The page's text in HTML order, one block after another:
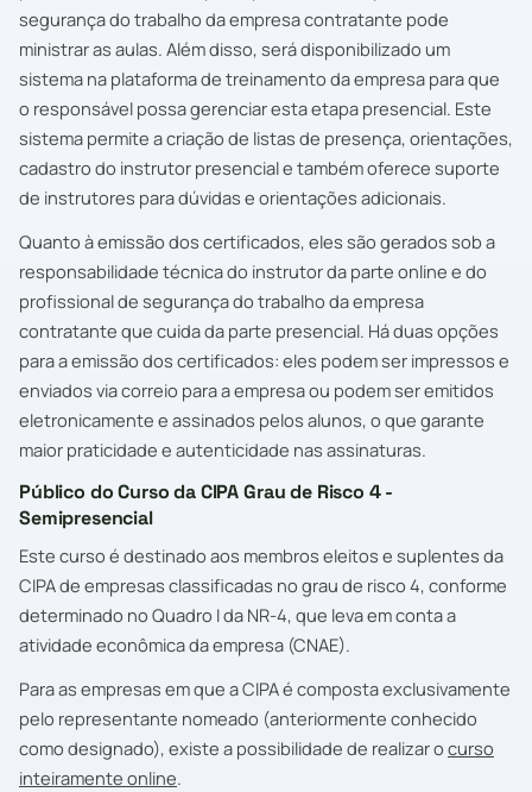
segurança do trabalho da empresa contratante pode
ministrar as aulas. Além disso, será disponibilizado um
sistema na plataforma de treinamento da empresa para que
o responsável possa gerenciar esta etapa presencial. Este
sistema permite a criação de listas de presença, orientações,
cadastro do instrutor presencial e também oferece suporte
de instrutores para dúvidas e orientações adicionais.
Quanto à emissão dos certificados, eles são gerados sob a
responsabilidade técnica do instrutor da parte online e do
profissional de segurança do trabalho da empresa
contratante que cuida da parte presencial. Há duas opções
para a emissão dos certificados: eles podem ser impressos e
enviados via correio para a empresa ou podem ser emitidos
eletronicamente e assinados pelos alunos, o que garante
maior praticidade e autenticidade nas assinaturas.
Público do Curso da CIPA Grau de Risco 4 -
Semipresencial
Este curso é destinado aos membros eleitos e suplentes da
CIPA de empresas classificadas no grau de risco 4, conforme
determinado no Quadro I da NR-4, que leva em conta a
atividade econômica da empresa (CNAE).
Para as empresas em que a CIPA é composta exclusivamente
pelo representante nomeado (anteriormente conhecido
como designado), existe a possibilidade de realizar o curso
inteiramente online.